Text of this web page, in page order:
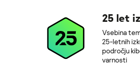
25 let
Vsebina
25-letnih
področju
varnosti